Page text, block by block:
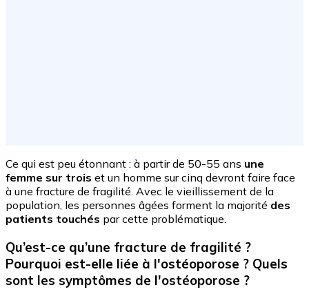
Ce qui est peu étonnant : à partir de 50-55 ans une
femme sur trois et un homme sur cinq devront faire face
à une fracture de fragilité. Avec le vieillissement de la
population, les personnes âgées forment la majorité des
patients touchés par cette problématique.
Qu’est-ce qu’une fracture de fragilité ?
Pourquoi est-elle liée à l'ostéoporose ? Quels
sont les symptômes de l'ostéoporose ?